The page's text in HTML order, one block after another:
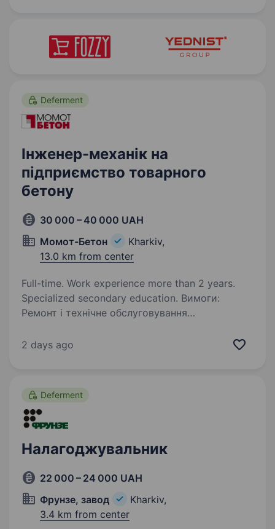
Deferment
Інженер-механік на
підприємство товарного
бетону
30 000 – 40 000 UAH
Момот-Бетон
Kharkiv,
13.0 km from center
Full-time. Work experience more than 2 years.
Specialized secondary education. Вимоги:
Ремонт і технічне обслуговування
виявлення та усунення несправностей.
2 days ago
Deferment
Налагоджувальник
22 000 – 24 000 UAH
Фрунзе, завод
Kharkiv,
3.4 km from center